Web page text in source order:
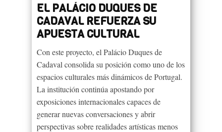
EL PALÁCIO DUQUES DE
CADAVAL REFUERZA SU
APUESTA CULTURAL
Con este proyecto, el Palácio Duques de
Cadaval consolida su posición como uno de los
espacios culturales más dinámicos de Portugal.
La institución continúa apostando por
exposiciones internacionales capaces de
generar nuevas conversaciones y abrir
perspectivas sobre realidades artísticas menos